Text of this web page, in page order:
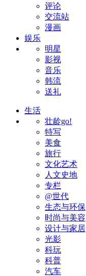
评论
交流站
漫画
娱乐
明星
影视
音乐
韩流
送礼
生活
壮龄go!
特写
美食
旅行
文化艺术
人文史地
专栏
@世代
生态与环保
时尚与美容
设计与家居
光影
科玩
科普
汽车